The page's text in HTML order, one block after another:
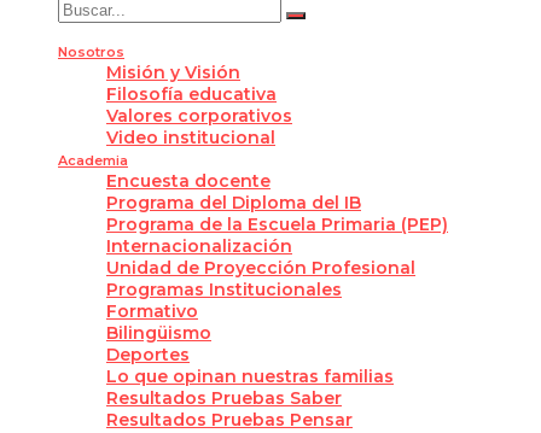
Nosotros
Misión y Visión
Filosofía educativa
Valores corporativos
Video institucional
Academia
Encuesta docente
Programa del Diploma del IB
Programa de la Escuela Primaria (PEP)
Internacionalización
Unidad de Proyección Profesional
Programas Institucionales
Formativo
Bilingüismo
Deportes
Lo que opinan nuestras familias
Resultados Pruebas Saber
Resultados Pruebas Pensar